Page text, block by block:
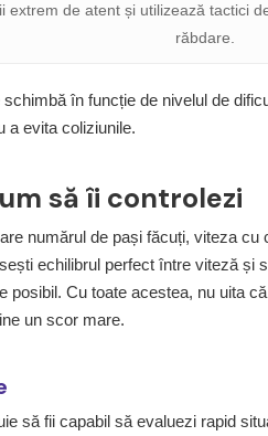
extrem de atent și utilizează tactici
răbdare.
în funcție de nivelul de
a evita coliziunile.
să îi controlezi
numărul de pași făcuți, viteza cu
echilibrul perfect între viteză și
Cu toate acestea, nu uita
un scor mare.
să fii capabil să evaluezi rapid